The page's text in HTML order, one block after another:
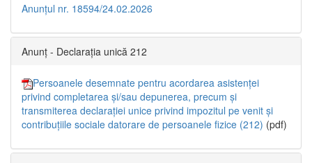
Anunțul nr. 18594/24.02.2026
Anunț - Declarația unică 212
Persoanele desemnate pentru acordarea asistenței
privind completarea și/sau depunerea, precum și
transmiterea declarației unice privind impozitul pe venit și
contribuțiile sociale datorare de persoanele fizice (212) (pdf)